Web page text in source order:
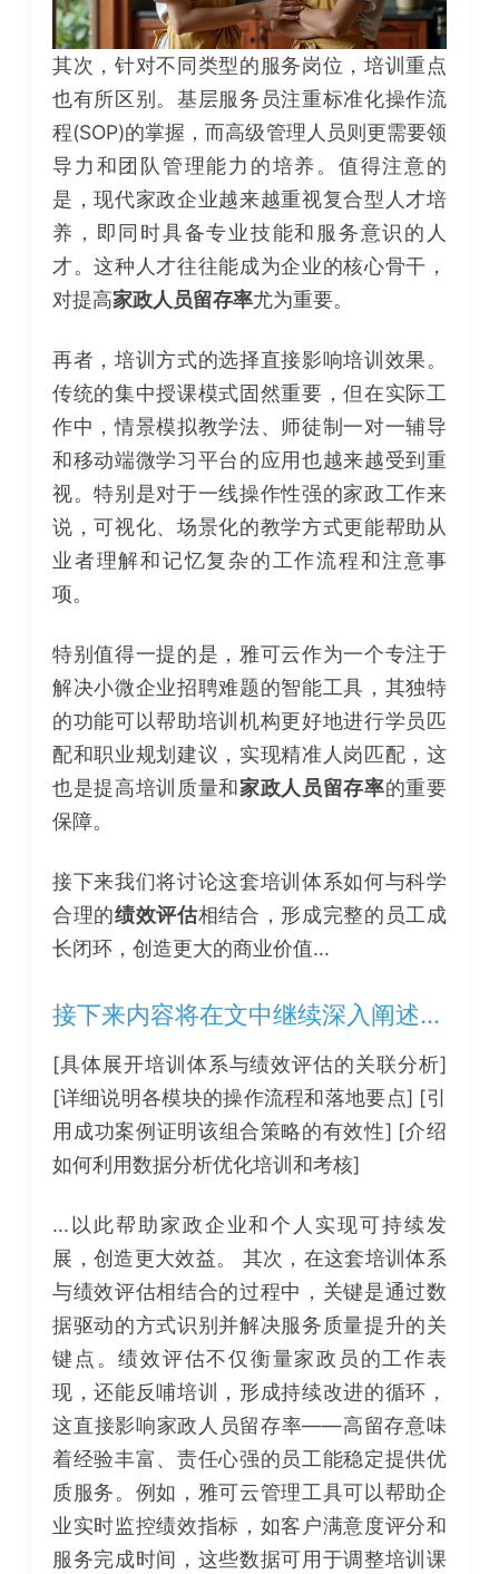
其次，针对不同类型的服务岗位，培训重点
也有所区别。基层服务员注重标准化操作流
程(SOP)的掌握，而高级管理人员则更需要领
导力和团队管理能力的培养。值得注意的
是，现代家政企业越来越重视复合型人才培
养，即同时具备专业技能和服务意识的人
才。这种人才往往能成为企业的核心骨干，
对提高家政人员留存率尤为重要。
再者，培训方式的选择直接影响培训效果。
传统的集中授课模式固然重要，但在实际工
作中，情景模拟教学法、师徒制一对一辅导
和移动端微学习平台的应用也越来越受到重
视。特别是对于一线操作性强的家政工作来
说，可视化、场景化的教学方式更能帮助从
业者理解和记忆复杂的工作流程和注意事
项。
特别值得一提的是，雅可云作为一个专注于
解决小微企业招聘难题的智能工具，其独特
的功能可以帮助培训机构更好地进行学员匹
配和职业规划建议，实现精准人岗匹配，这
也是提高培训质量和家政人员留存率的重要
保障。
接下来我们将讨论这套培训体系如何与科学
合理的绩效评估相结合，形成完整的员工成
长闭环，创造更大的商业价值...
接下来内容将在文中继续深入阐述...
[具体展开培训体系与绩效评估的关联分析]
[详细说明各模块的操作流程和落地要点] [引
用成功案例证明该组合策略的有效性] [介绍
如何利用数据分析优化培训和考核]
...以此帮助家政企业和个人实现可持续发
展，创造更大效益。 其次，在这套培训体系
与绩效评估相结合的过程中，关键是通过数
据驱动的方式识别并解决服务质量提升的关
键点。绩效评估不仅衡量家政员的工作表
现，还能反哺培训，形成持续改进的循环，
这直接影响家政人员留存率——高留存意味
着经验丰富、责任心强的员工能稳定提供优
质服务。例如，雅可云管理工具可以帮助企
业实时监控绩效指标，如客户满意度评分和
服务完成时间，这些数据可用于调整培训课